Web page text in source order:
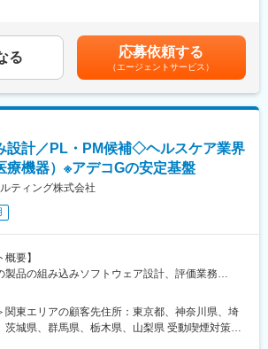
テム設計部へ配属となります。部全体で約100名
50代まで様々な年齢層の方々が共に働いていま
合に合わせ、在宅勤務が可能(出社頻度は要相談)、
けの監視・制御システム
社の定める業務
のリスク管理と対応策の策定
告資料作成およびプレゼンテーション
：
ジェクトについて、ご提案のプロジェクトは終了
すことや、就業先・環境が過度に変動するという
的には通勤圏内にての採用を検討しております。
プロジェクトリーダーと面談を行い自身の状態
就業延長の可否、希望の案件のヒアリングを行
リアに沿った適切なプロジェクトに配属出来るよ
います。
、幅広い知識とスキルを身に付ける事が出来ま
のづくりを牽引するエンジニアとしての道を切り
ます。
残業手当・休日出勤手当100％支給賃金はあくまで
あり、選考を通じて上下する可能性があります。
手当を含めた表記です。
る 応募依頼する
（エージェントサービス）
設計／PL・PM候補◇ヘルスケア業界
療機器）※アデコGの安定基盤
ティング株式会社
概要】
製品の組み込みソフトウェア設計、評価業務
規開発における設計、試作、評価
関東エリアの顧客先住所：東京都、神奈川県、埼
茨城県、群馬県、栃木県、山梨県 受動喫煙対策：